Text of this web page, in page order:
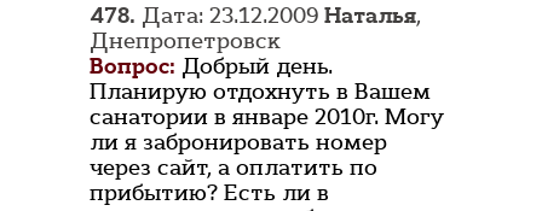
478. Дата: 23.12.2009 Наталья,
Днепропетровск
Вопрос: Добрый день.
Планирую отдохнуть в Вашем
санатории в январе 2010г. Могу
ли я забронировать номер
через сайт, а оплатить по
прибытию? Есть ли в